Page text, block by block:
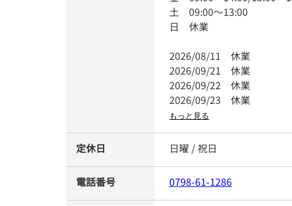
土 09:00～13:00
日 休業
2026/08/11 休業
2026/09/21 休業
2026/09/22 休業
2026/09/23 休業
もっと見る
定休日 日曜 / 祝日
電話番号 0798-61-1286